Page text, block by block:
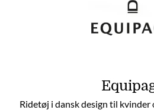
Ridetøj i dansk design til kvinder